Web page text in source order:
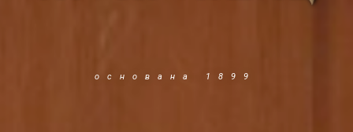
основана 1899